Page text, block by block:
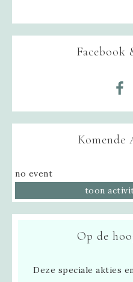
Facebook
no event
toon
Op de
Deze speciale akties